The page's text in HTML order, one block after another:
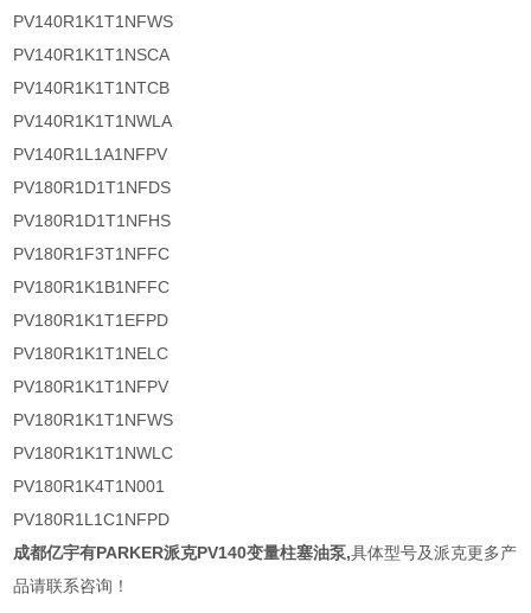
PV140R1K1T1NFWS
PV140R1K1T1NSCA
PV140R1K1T1NTCB
PV140R1K1T1NWLA
PV140R1L1A1NFPV
PV180R1D1T1NFDS
PV180R1D1T1NFHS
PV180R1F3T1NFFC
PV180R1K1B1NFFC
PV180R1K1T1EFPD
PV180R1K1T1NELC
PV180R1K1T1NFPV
PV180R1K1T1NFWS
PV180R1K1T1NWLC
PV180R1K4T1N001
PV180R1L1C1NFPD
成都亿宇有PARKER派克PV140变量柱塞油泵,具体型号及派克更多产
品请联系咨询！